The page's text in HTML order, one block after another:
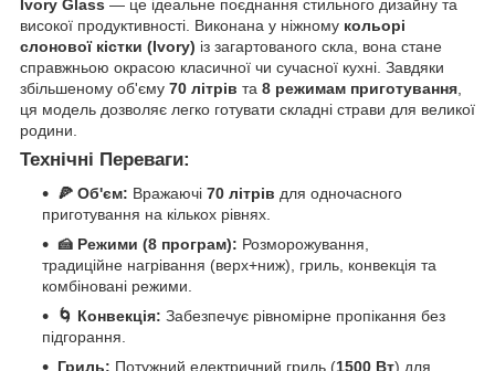
Ivory Glass — це ідеальне поєднання стильного дизайну та
високої продуктивності. Виконана у ніжному кольорі
слонової кістки (Ivory) із загартованого скла, вона стане
справжньою окрасою класичної чи сучасної кухні. Завдяки
збільшеному об'єму 70 літрів та 8 режимам приготування
ця модель дозволяє легко готувати складні страви для великої
родини.
Технічні Переваги:
🍕 Об'єм: Вражаючі 70 літрів для одночасного
приготування на кількох рівнях.
🍰 Режими (8 програм): Розморожування,
традиційне нагрівання (верх+ниж), гриль, конвекція та
комбіновані режими.
🌀 Конвекція: Забезпечує рівномірне пропікання без
підгорання.
Гриль: Потужний електричний гриль (1500 Вт) для